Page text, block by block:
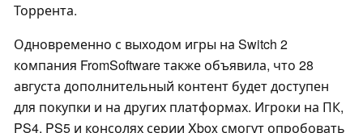
Торрента.
Одновременно с выходом игры на Switch 2
компания FromSoftware также объявила, что 28
августа дополнительный контент будет доступен
для покупки и на других платформах. Игроки на ПК,
PS4, PS5 и консолях серии Xbox смогут опробовать